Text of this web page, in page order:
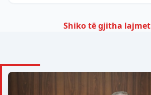
Shiko të gjitha lajmet